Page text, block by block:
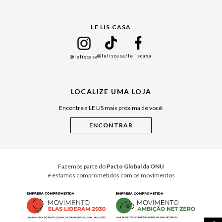
Cuidados Casa
LE LIS CASA
@leliscasa@leliscasa/leliscasa
LOCALIZE UMA LOJA
Encontre a LE LIS mais próxima de você:
Fazemos parte do Pacto Global da ONU
e estamos comprometidos com os movimentos